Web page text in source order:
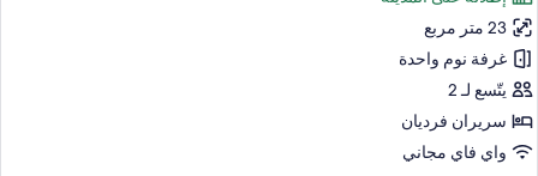
غرفة
عادية
لاثنين
-
سريران
23 متر مربع
غرفة نوم واحدة
يتّسع لـ 2
سريران فرديان
واي فاي مجاني